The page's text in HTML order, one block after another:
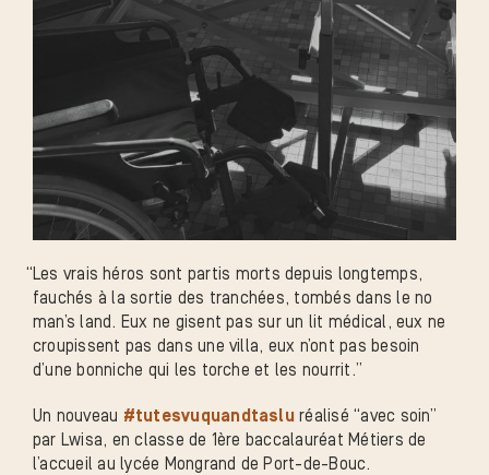
“Les vrais héros sont partis morts depuis longtemps,
fauchés à la sortie des tranchées, tombés dans le no
man’s land. Eux ne gisent pas sur un lit médical, eux ne
croupissent pas dans une villa, eux n’ont pas besoin
d’une bonniche qui les torche et les nourrit.”
Un nouveau #tutesvuquandtaslu réalisé “avec soin”
par Lwisa, en classe de 1ère baccalauréat Métiers de
l’accueil au lycée Mongrand de Port-de-Bouc.